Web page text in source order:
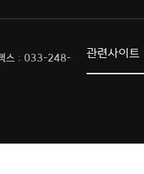
스 : 033-248-
관련사이트
한림대학교